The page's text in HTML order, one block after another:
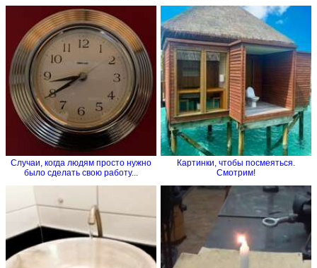
Случаи, когда людям просто нужно
было сделать свою работу...
Картинки, чтобы посмеяться.
Смотрим!